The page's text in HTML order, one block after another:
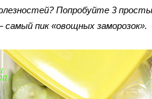
Попробуйте 3
самый пик «овощных заморозок».